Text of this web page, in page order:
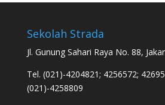
Sekolah Strada
Jl. Gunung Sahari Raya No. 88,
Tel. (021)-4204821; 4256572;
(021)-4258809